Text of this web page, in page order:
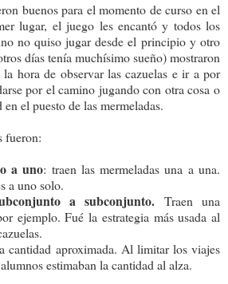
buenos para el momento de curso en el
lugar, el juego les encantó y todos los
no quiso jugar desde el principio y otro
días tenía muchísimo sueño) mostraron
hora de observar las cazuelas e ir a por
por el camino jugando con otra cosa o
el puesto de las mermeladas.
fueron:
a uno: traen las mermeladas una a una.
a uno solo.
a subconjunto. Traen una
ejemplo. Fué la estrategia más usada al
cantidad aproximada. Al limitar los viajes
estimaban la cantidad al alza.